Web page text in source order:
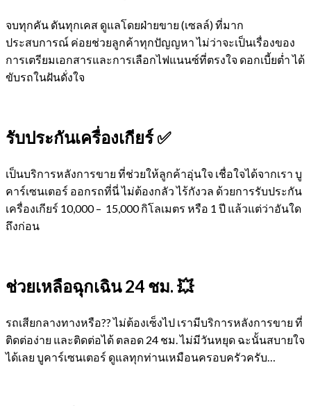
จบทุกคัน ดันทุกเคส ดูแลโดยฝ่ายขาย (เซลล์) ที่มาก
ประสบการณ์ ค่อยช่วยลูกค้าทุกปัญญหา ไม่ว่าจะเป็นเรื่องของ
การเตรียมเอกสารและการเลือกไฟแนนซ์ที่ตรงใจ ดอกเบี้ยต่ำ ได้
ขับรถในฝันดั่งใจ
รับประกันเครื่องเกียร์ ✅
เป็นบริการหลังการขาย ที่ช่วยให้ลูกค้าอุ่นใจ เชื่อใจได้จากเรา บู
คาร์เซนเตอร์ ออกรถที่นี่ ไม่ต้องกลัว ไร้กังวล ด้วยการรับประกัน
เครื่องเกียร์ 10,000 – 15,000 กิโลเมตร หรือ 1 ปี แล้วแต่ว่าอันใด
ถึงก่อน
ช่วยเหลือฉุกเฉิน 24 ชม. 💥
รถเสียกลางทางหรือ?? ไม่ต้องเซ็งไป เรามีบริการหลังการขาย ที่
ติดต่อง่าย และติดต่อได้ ตลอด 24 ชม. ไม่มีวันหยุด ฉะนั้นสบายใจ
ได้เลย บูคาร์เซนเตอร์ ดูแลทุกท่านเหมือนครอบครัวครับ…